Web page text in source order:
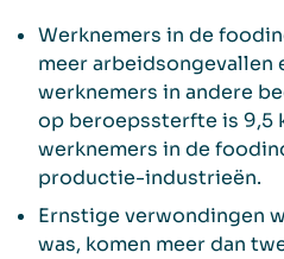
Werknemers in de
meer arbeidsongevallen
werknemers in andere
op beroepssterfte is 9,5
werknemers in de
productie-industrieën.
Ernstige verwondingen
was, komen meer dan